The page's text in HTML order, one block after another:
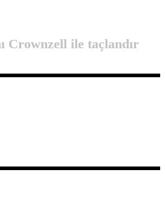
Crownzell ile taçlandır